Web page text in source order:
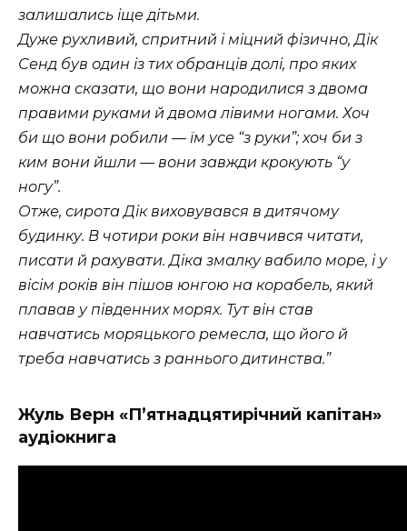
залишались іще дітьми.
Дуже рухливий, спритний і міцний фізично, Дік
Сенд був один із тих обранців долі, про яких
можна сказати, що вони народилися з двома
правими руками й двома лівими ногами. Хоч
би що вони робили — їм усе “з руки”; хоч би з
ким вони йшли — вони завжди крокують “у
ногу”.
Отже, сирота Дік виховувався в дитячому
будинку. В чотири роки він навчився читати,
писати й рахувати. Діка змалку вабило море, і у
вісім років він пішов юнгою на корабель, який
плавав у південних морях. Тут він став
навчатись моряцького ремесла, що його й
треба навчатись з раннього дитинства.”
Жуль Верн «П’ятнадцятирічний капітан»
аудіокнига